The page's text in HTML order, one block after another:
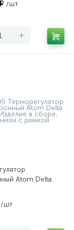
/шт
+
Atom Delta
/шт